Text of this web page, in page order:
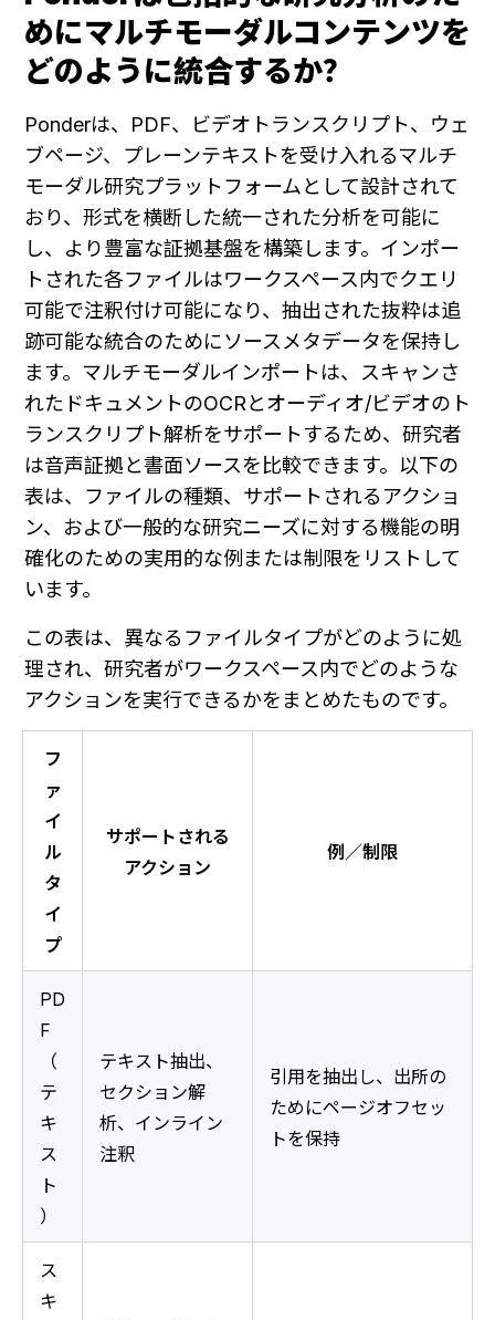
めにマルチモーダルコンテンツを
どのように統合するか？
Ponderは、PDF、ビデオトランスクリプト、ウェ
ブページ、プレーンテキストを受け入れるマルチ
モーダル研究プラットフォームとして設計されて
おり、形式を横断した統一された分析を可能に
し、より豊富な証拠基盤を構築します。インポー
トされた各ファイルはワークスペース内でクエリ
可能で注釈付け可能になり、抽出された抜粋は追
跡可能な統合のためにソースメタデータを保持し
ます。マルチモーダルインポートは、スキャンさ
れたドキュメントのOCRとオーディオ/ビデオのト
ランスクリプト解析をサポートするため、研究者
は音声証拠と書面ソースを比較できます。以下の
表は、ファイルの種類、サポートされるアクショ
ン、および一般的な研究ニーズに対する機能の明
確化のための実用的な例または制限をリストして
います。
この表は、異なるファイルタイプがどのように処
理され、研究者がワークスペース内でどのような
アクションを実行できるかをまとめたものです。
フ
ァ
イ
ル
タ
イ
プ
サポートされる
アクション
例／制限
PD
F
（
テ
キ
ス
ト
）
テキスト抽出、
セクション解
析、インライン
注釈
引用を抽出し、出所の
ためにページオフセッ
トを保持
ス
キ